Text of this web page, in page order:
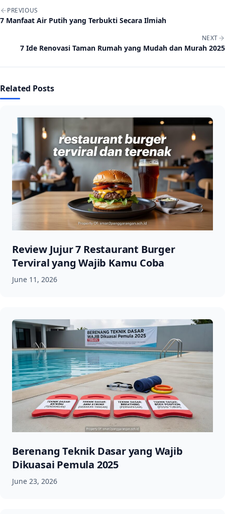
Post navigation
PREVIOUS
7 Manfaat Air Putih yang Terbukti Secara Ilmiah
NEXT
7 Ide Renovasi Taman Rumah yang Mudah dan Murah 2025
Related Posts
Review Jujur 7 Restaurant Burger
Terviral yang Wajib Kamu Coba
June 11, 2026
Berenang Teknik Dasar yang Wajib
Dikuasai Pemula 2025
June 23, 2026